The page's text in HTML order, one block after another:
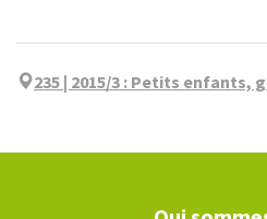
235 | 2015/3 : Petits enfants,